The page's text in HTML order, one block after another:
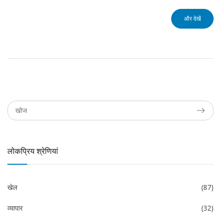
और देखें
लोकप्रिय श्रेणियां
खेल (87)
व्यापार (32)